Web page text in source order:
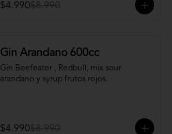
$4.990$8.990
Gin Arandano 600cc
Gin Beefeater , Redbull, mix sour
arandano y syrup frutos rojos.
$4.990$8.990